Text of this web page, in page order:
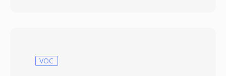
menyimpan perbedaan antara sampel audio
VOC